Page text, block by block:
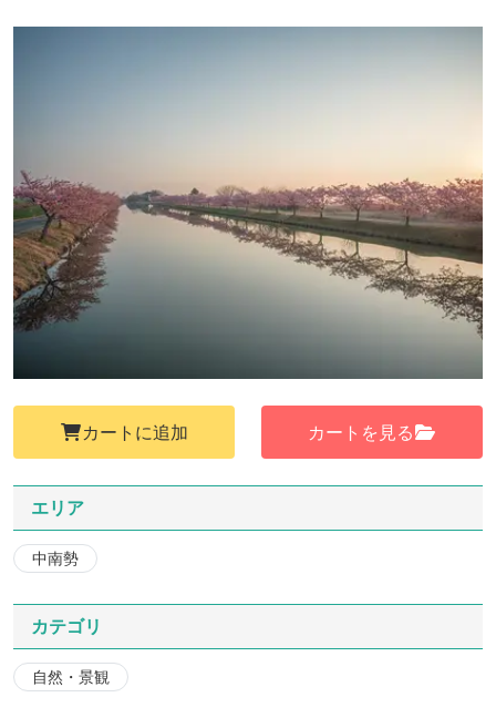
カートに追加 カートを見る
エリア
中南勢
カテゴリ
自然・景観